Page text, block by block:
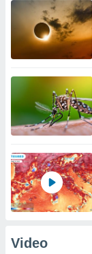
Video